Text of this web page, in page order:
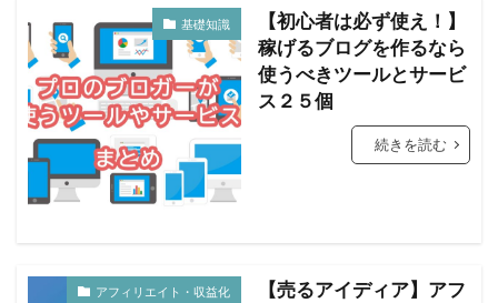
基礎知識
【初心者は必ず使え！】
稼げるブログを作るなら
使うべきツールとサービ
ス２５個
続きを読む
アフィリエイト・収益化
【売るアイディア】アフ